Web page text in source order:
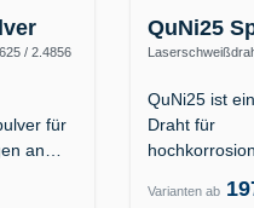
/ 2.4856
für
an
QuNi25
QuNi25 ist
Draht für
Varianten ab